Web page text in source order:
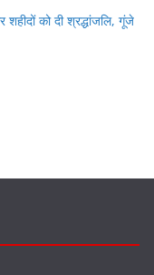
शहीदों को दी श्रद्धांजलि, गूंजे